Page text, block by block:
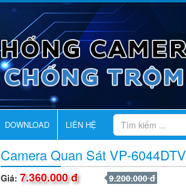
DOWNLOAD LIÊN HỆ
Camera Quan Sát VP-6044DTV
Giá: 7.360.000 đ 9.200.000 đ